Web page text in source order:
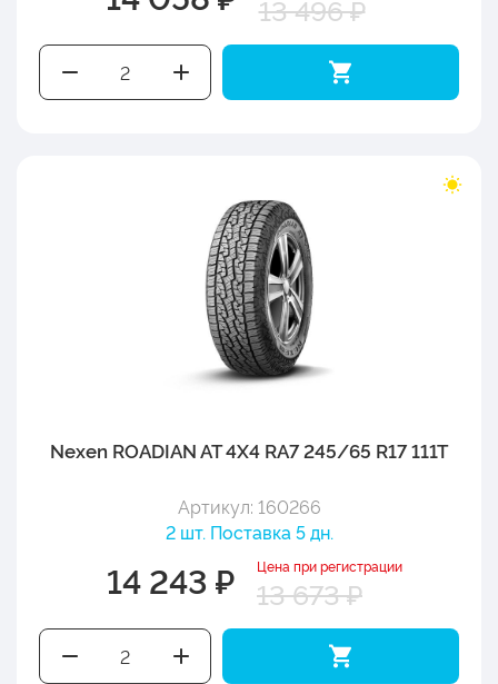
13 496 ₽
Nexen ROADIAN AT 4X4 RA7 245/65 R17 111T
Артикул: 160266
2 шт. Поставка 5 дн.
14 243 ₽ Цена при регистрации
13 673 ₽